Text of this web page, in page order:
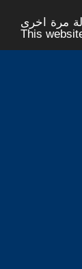
مرة اخرى -
This